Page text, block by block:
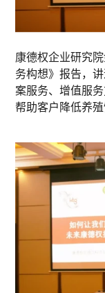
康德权企业研究
务构想》报告，
案服务、增值服
帮助客户降低养